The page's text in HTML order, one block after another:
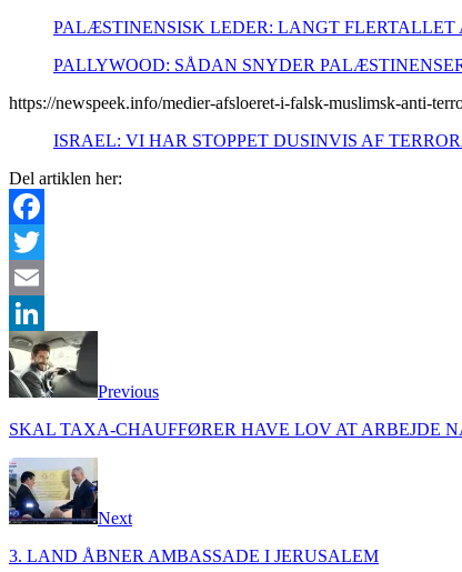
PALÆSTINENSISK LEDER: LANGT
PALLYWOOD: SÅDAN SNYDER
https://newspeek.info/medier-afsloeret-i-falsk-muslimsk-anti-
ISRAEL: VI HAR STOPPET DUSINVIS AF
Del artiklen her:
Facebook
Twitter
Email
LinkedIn
Previous
SKAL TAXA-CHAUFFØRER HAVE LOV AT ARBEJDE
Next
3. LAND ÅBNER AMBASSADE I JERUSALEM